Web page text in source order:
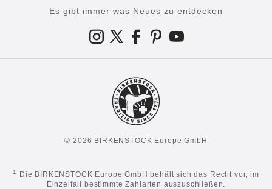
Es gibt immer was Neues zu entdecken
© 2026 BIRKENSTOCK Europe GmbH
1
Die BIRKENSTOCK Europe GmbH behält sich das Recht vor, im
Einzelfall bestimmte Zahlarten auszuschließen.